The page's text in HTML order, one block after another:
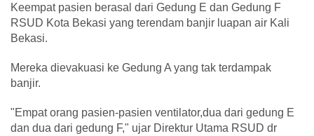
Keempat pasien berasal dari Gedung E dan Gedung F
RSUD Kota Bekasi yang terendam banjir luapan air Kali
Bekasi.
Mereka dievakuasi ke Gedung A yang tak terdampak
banjir.
"Empat orang pasien-pasien ventilator,dua dari gedung E
dan dua dari gedung F," ujar Direktur Utama RSUD dr